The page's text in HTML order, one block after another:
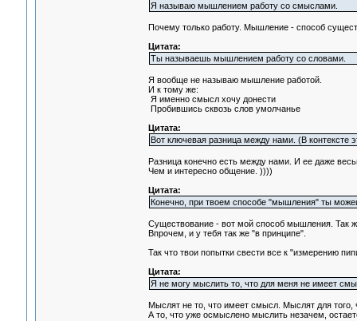
Я называю мышлением работу со смыслами.
Почему только работу. Мышление - способ
Цитата:
Ты называешь мышлением работу со словами.
Я вообще не называю мышление работой.
И к тому же:
Я именно смысл хочу донести
Пробившись сквозь слов умолчанье
Цитата:
Вот ключевая разница между нами. (В контексте
Разница конечно есть между нами. И ее даже
Чем и интересно общение. ))))
Цитата:
Конечно, при твоем способе "мышления" ты
Существование - вот мой способ мышления. Так
Впрочем, и у тебя так же "в принципе".
Так что твои попытки свести все к "измерению
Цитата:
Я не могу мыслить то, что для меня не имеет
Мыслят не то, что имеет смысл. Мыслят для того,
А то, что уже осмыслено мыслить незачем,